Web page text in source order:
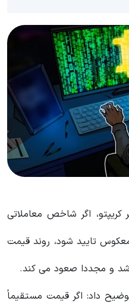
کریپتو، اگر شاخص معاملاتی
تایید شود، روند قیمت
و مجددا صعود می کند.
در پستی در 4 می توضیح داد: اگر قیمت مستقیماً